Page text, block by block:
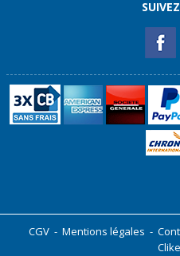
CGV- Mentions légales -